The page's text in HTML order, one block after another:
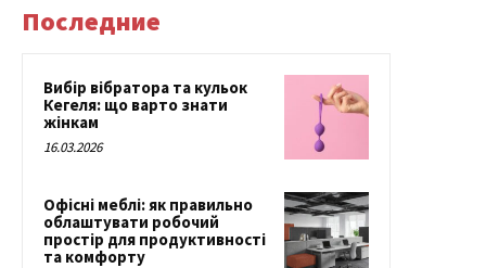
Последние
Вибір вібратора та кульок
Кегеля: що варто знати
жінкам
16.03.2026
Офісні меблі: як правильно
облаштувати робочий
простір для продуктивності
та комфорту